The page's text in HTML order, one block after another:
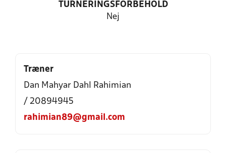
TURNERINGSFORBEHOLD
Nej
Træner
Dan Mahyar Dahl Rahimian
/ 20894945
rahimian89@gmail.com